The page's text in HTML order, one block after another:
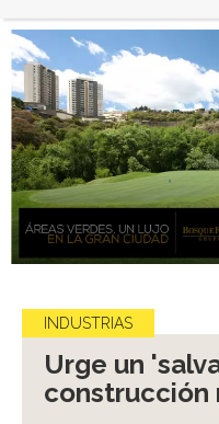
INDUSTRIAS
Urge un
construcción